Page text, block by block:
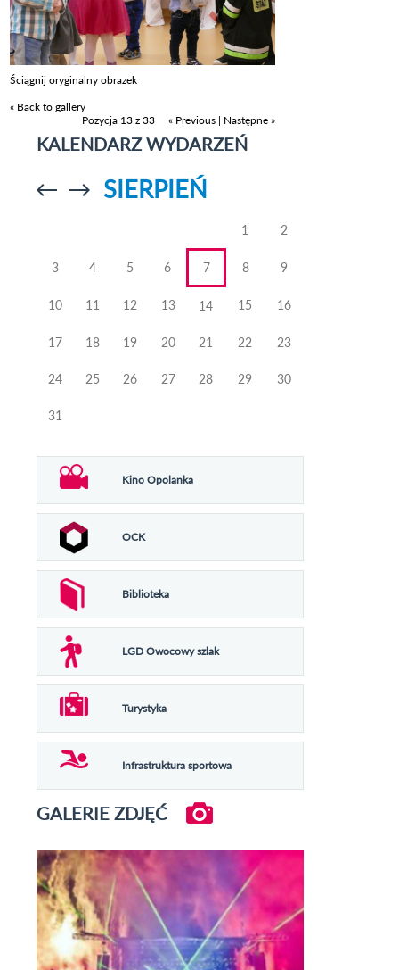
Ściągnij oryginalny obrazek
« Back to gallery
Pozycja 13 z 33
« Previous | Następne »
KALENDARZ WYDARZEŃ
Przejdź doPrzejdź do
SIERPIEŃ
1 2
3 4 5 6 7 8 9
10 11 12 13 14 15 16
17 18 19 20 21 22 23
24 25 26 27 28 29 30
31
Kino Opolanka
OCK
Biblioteka
LGD Owocowy szlak
Turystyka
Infrastruktura sportowa
GALERIE ZDJĘĆ